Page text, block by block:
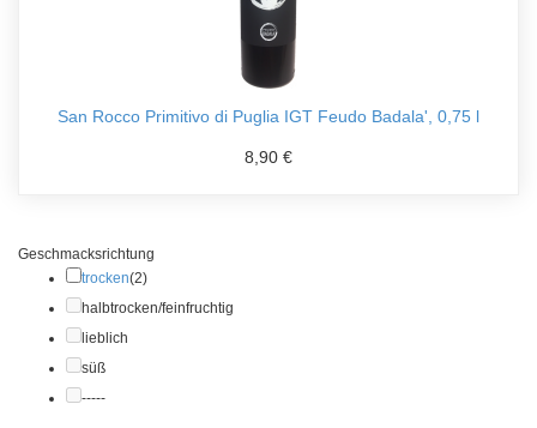
San Rocco Primitivo di Puglia IGT Feudo Badala', 0,75 l
8,90 €
Geschmacksrichtung
trocken(2)
halbtrocken/feinfruchtig
lieblich
süß
-----